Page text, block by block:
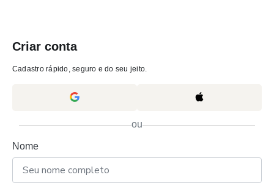
Criar conta
Cadastro rápido, seguro e do seu jeito.
ou
Nome